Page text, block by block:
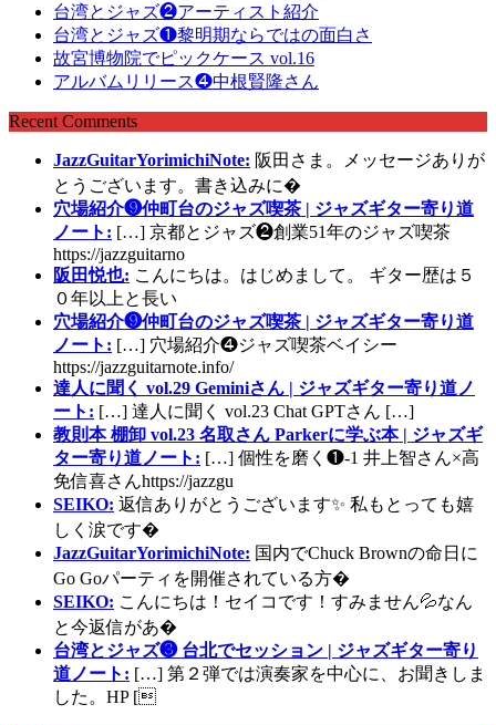
台湾とジャズ❷アーティスト紹介
台湾とジャズ❶黎明期ならではの面白さ
故宮博物院でピックケース vol.16
アルバムリリース❹中根賢隆さん
Recent Comments
JazzGuitarYorimichiNote: 阪田さま。メッセージありが
とうございます。書き込みに�
穴場紹介❾仲町台のジャズ喫茶 | ジャズギター寄り道
ノート: […] 京都とジャズ❷創業51年のジャズ喫茶
https://jazzguitarno
阪田悦也: こんにちは。はじめまして。 ギター歴は５
０年以上と長い
穴場紹介❾仲町台のジャズ喫茶 | ジャズギター寄り道
ノート: […] 穴場紹介❹ジャズ喫茶ベイシー
https://jazzguitarnote.info/
達人に聞く vol.29 Geminiさん | ジャズギター寄り道ノ
ート: […] 達人に聞く vol.23 Chat GPTさん […]
教則本 棚卸 vol.23 名取さん Parkerに学ぶ本 | ジャズギ
ター寄り道ノート: […] 個性を磨く❶-1 井上智さん×高
免信喜さんhttps://jazzgu
SEIKO: 返信ありがとうございます✨ 私もとっても嬉
しく涙です�
JazzGuitarYorimichiNote: 国内でChuck Brownの命日に
Go Goパーティを開催されている方�
SEIKO: こんにちは！セイコです！すみません💦なん
と今返信があ�
台湾とジャズ❸ 台北でセッション | ジャズギター寄り
道ノート: […] 第２弾では演奏家を中心に、お聞きしま
した。HP [